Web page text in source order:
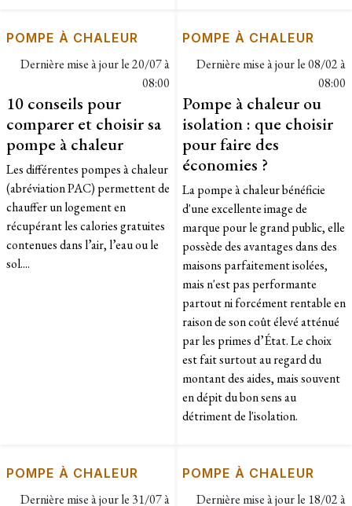
POMPE À CHALEUR
Dernière mise à jour le20/07 à
08:00
10 conseils pour
comparer et choisir sa
pompe à chaleur
Les différentes pompes à chaleur
(abréviation PAC) permettent de
chauffer un logement en
récupérant les calories gratuites
contenues dans l’air, l’eau ou le
sol....
POMPE À CHALEUR
Dernière mise à jour le08/02 à
08:00
Pompe à chaleur ou
isolation : que choisir
pour faire des
économies ?
La pompe à chaleur bénéficie
d'une excellente image de
marque pour le grand public, elle
possède des avantages dans des
maisons parfaitement isolées,
mais n'est pas performante
partout ni forcément rentable en
raison de son coût élevé atténué
par les primes d’État. Le choix
est fait surtout au regard du
montant des aides, mais souvent
en dépit du bon sens au
détriment de l'isolation.
POMPE À CHALEUR
Dernière mise à jour le 31/07 à
POMPE À CHALEUR
Dernière mise à jour le 18/02 à